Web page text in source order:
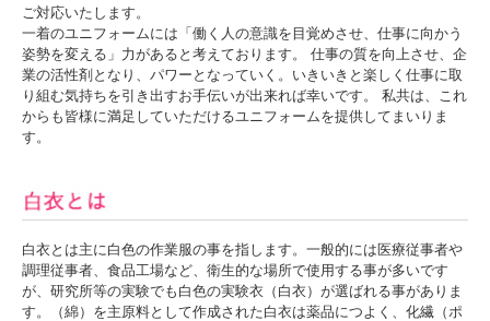
ご対応いたします。
一着のユニフォームには「働く人の意識を目覚めさせ、仕事に向かう
姿勢を変える」力があると考えております。 仕事の質を向上させ、企
業の活性剤となり、パワーとなっていく。いきいきと楽しく仕事に取
り組む気持ちを引き出すお手伝いが出来れば幸いです。 私共は、これ
からも皆様に満足していただけるユニフォームを提供してまいりま
す。
白衣とは主に白色の作業服の事を指します。一般的には医療従事者や
調理従事者、食品工場など、衛生的な場所で使用する事が多いです
が、研究所等の実験でも白色の実験衣（白衣）が選ばれる事がありま
す。（綿）を主原料として作成された白衣は薬品につよく、化繊（ポ